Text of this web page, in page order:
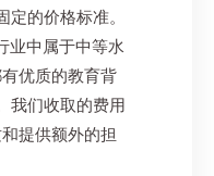
的价格标准。
业中属于中等水
优质的教育背
我们收取的费用
提供额外的担